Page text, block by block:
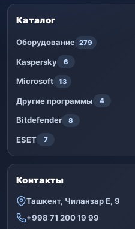
Каталог
Оборудование 279
Kaspersky 6
Microsoft 13
Другие программы 4
Bitdefender 8
ESET 7
Контакты
Ташкент, Чиланзар Е, 9
+998 71 200 19 99